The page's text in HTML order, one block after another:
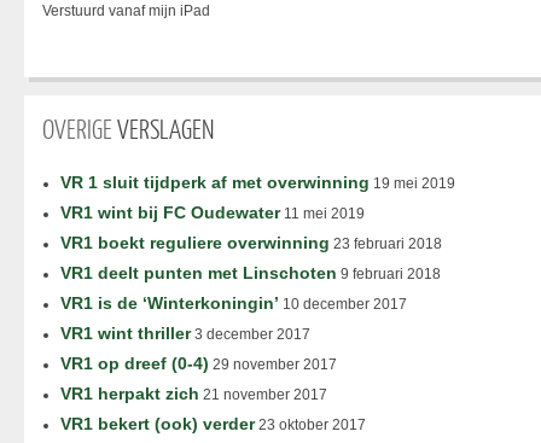
Verstuurd vanaf mijn iPad
OVERIGEVERSLAGEN
VR 1 sluit tijdperk af met overwinning 19 mei 2019
VR1 wint bij FC Oudewater11 mei 2019
VR1 boekt reguliere overwinning 23 februari 2018
VR1 deelt punten met Linschoten 9 februari 2018
VR1 is de ‘Winterkoningin’ 10 december 2017
VR1 wint thriller3 december 2017
VR1 op dreef (0-4) 29 november 2017
VR1 herpakt zich 21 november 2017
VR1 bekert (ook) verder23 oktober 2017